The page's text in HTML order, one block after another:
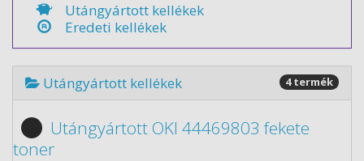
Utángyártott kellékek
Eredeti kellékek
Utángyártott kellékek 4 termék
Utángyártott OKI 44469803 fekete
toner